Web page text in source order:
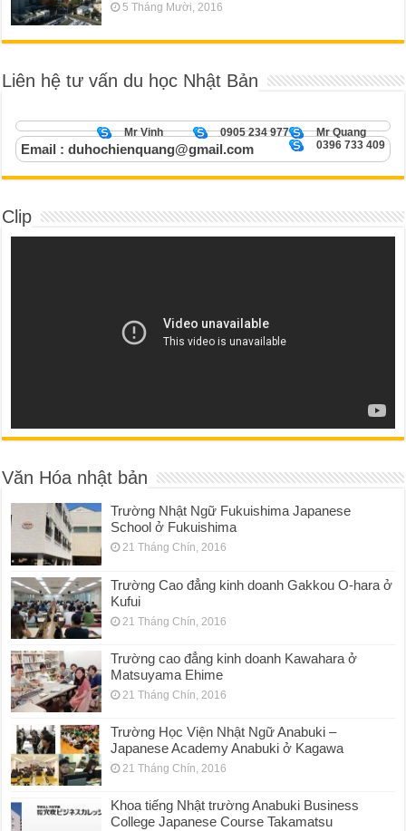
5 Tháng Mười, 2016
Liên hệ tư vấn du học Nhật Bản
Mr Quang
0905 234 977
Mr Vinh
0396 733 409
Email : duhochienquang@gmail.com
Clip
Văn Hóa nhật bản
Trường Nhật Ngữ Fukuishima Japanese
School ở Fukuishima
21 Tháng Chín, 2016
Trường Cao đẳng kinh doanh Gakkou O-hara ở
Kufui
21 Tháng Chín, 2016
Trường cao đẳng kinh doanh Kawahara ở
Matsuyama Ehime
21 Tháng Chín, 2016
Trường Học Viện Nhật Ngữ Anabuki –
Japanese Academy Anabuki ở Kagawa
21 Tháng Chín, 2016
Khoa tiếng Nhật trường Anabuki Business
College Japanese Course Takamatsu